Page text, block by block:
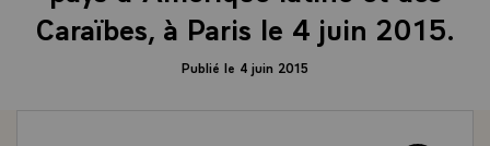
Caraïbes, à Paris le 4 juin 2015.
Publié le 4 juin 2015